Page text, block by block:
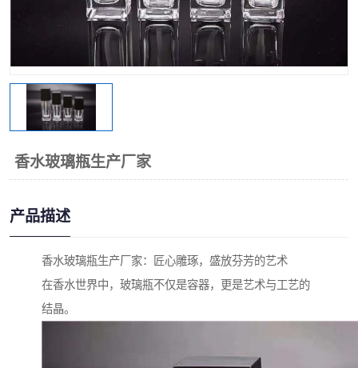
香水玻璃瓶生产厂家
产品描述
香水玻璃瓶生产厂家：匠心雕琢，盛放芬芳的艺术
在香水世界中，玻璃瓶不仅是容器，更是艺术与工艺的
结晶。